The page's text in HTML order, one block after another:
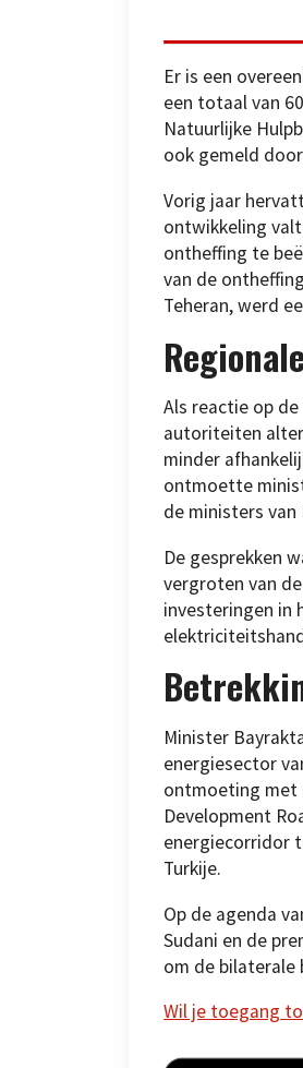
Er is een
een totaal van
Natuurlijke
ook gemeld
Vorig jaar
ontwikkeling
ontheffing te
van de
Teheran, werd
Als reactie op
autoriteiten
minder
ontmoette
de ministers
De gesprekken
vergroten van
investeringen in
Minister
energiesector
ontmoeting met
Development
energiecorridor
Turkije.
Op de agenda
Sudani en de
om de bilaterale
Wil je toegang